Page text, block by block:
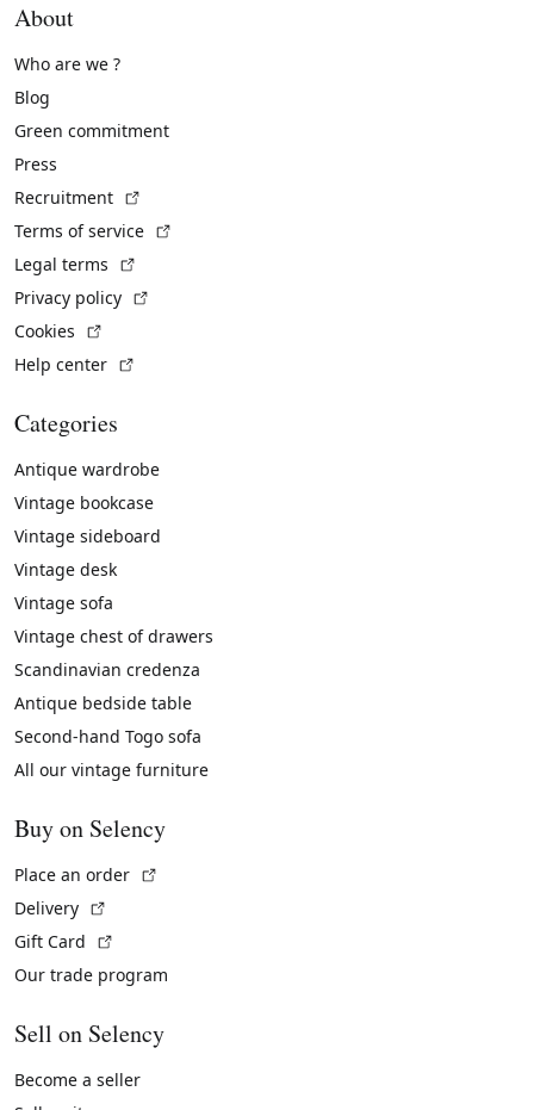
About
Who are we ?
Blog
Green commitment
Press
Recruitment
Terms of service
Legal terms
Privacy policy
Cookies
Help center
Categories
Antique wardrobe
Vintage bookcase
Vintage sideboard
Vintage desk
Vintage sofa
Vintage chest of drawers
Scandinavian credenza
Antique bedside table
Second-hand Togo sofa
All our vintage furniture
Buy on Selency
Place an order
Delivery
Gift Card
Our trade program
Sell on Selency
Become a seller